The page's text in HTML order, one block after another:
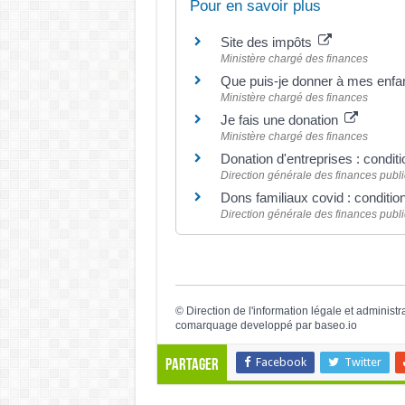
Pour en savoir plus
Site des impôts
Ministère chargé des finances
Que puis-je donner à mes
Ministère chargé des finances
Je fais une donation
Ministère chargé des finances
Donation d'entreprises :
Direction générale des finances
Dons familiaux covid :
Direction générale des finances
© Direction de l'information légale et
comarquage developpé par baseo.io
Partager Facebook Twitter